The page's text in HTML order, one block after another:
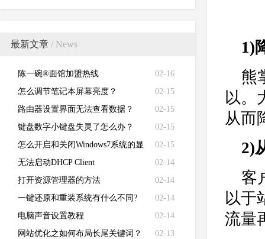
最新文章 / News
02-16
陈一碗®面馆加盟热线
02-15
怎么调节笔记本屏幕亮度？
02-15
路由器设置界面无法查看数据？
02-15
键盘数字小键盘失灵了怎么办？
02-15
怎么开启和关闭Windows7系统的显
卡硬件加速功能
02-14
无法启动DHCP Client
02-14
打开资源管理器的方法
02-14
一键还原和重装系统有什么不同?
02-14
电脑声音设置教程
02-13
网站优化之如何布局长尾关键词？
1)
熊
以。
从而
2)
客
以于
流量